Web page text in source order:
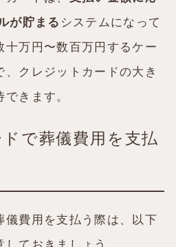
が貯まる システムになって
十万円〜数百万円するケー
、クレジットカードの大き
きます。
で葬儀費用を支払
儀費用を支払う際は、以下